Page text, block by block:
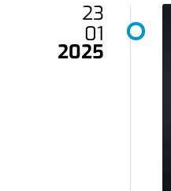
23
01
2025